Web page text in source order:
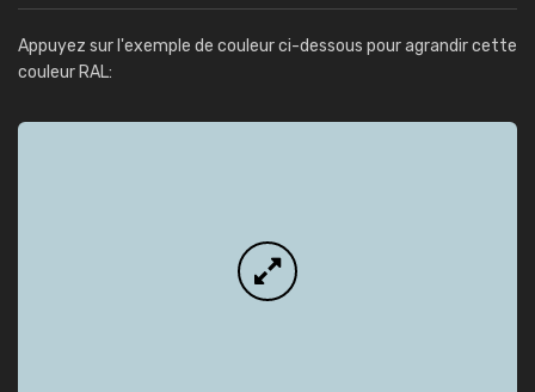
Appuyez sur l'exemple de couleur ci-dessous pour agrandir cette
couleur RAL: